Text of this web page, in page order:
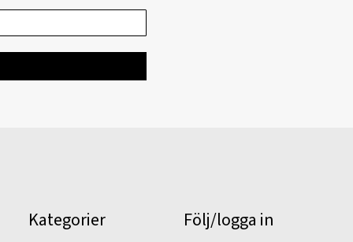
Kategorier Följ/logga in